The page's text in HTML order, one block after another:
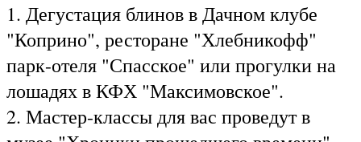
1. Дегустация блинов в Дачном клубе
"Коприно", ресторане "Хлебникофф"
парк-отеля "Спасское" или прогулки на
лошадях в КФХ "Максимовское".
2. Мастер-классы для вас проведут в